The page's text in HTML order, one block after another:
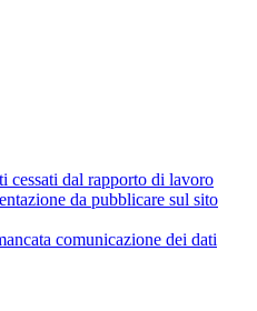
cessati dal rapporto di lavoro
da pubblicare sul sito
comunicazione dei dati